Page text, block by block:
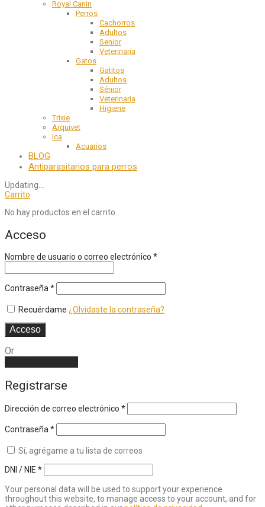
Royal Canin
Perros
Cachorros
Adultos
Senior
Veterinaria
Gatos
Gatitos
Adultos
Sénior
Veterinaria
Higiene
Trixie
Arquivet
Ica
Acuarios
BLOG
Antiparasitarios para perros
Updating…
Carrito
No hay productos en el carrito.
Acceso
Nombre de usuario o correo electrónico *
Contraseña *
Recuérdame ¿Olvidaste la contraseña?
Acceso
Or
Registrarse
Dirección de correo electrónico *
Contraseña *
Sí, agrégame a tu lista de correos
DNI / NIE *
Your personal data will be used to support your experience
throughout this website, to manage access to your account, and for